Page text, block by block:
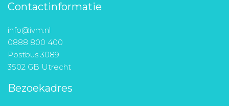
Contactinformatie
info@ivm.nl
0888 800 400
Postbus 3089
3502 GB Utrecht
Bezoekadres